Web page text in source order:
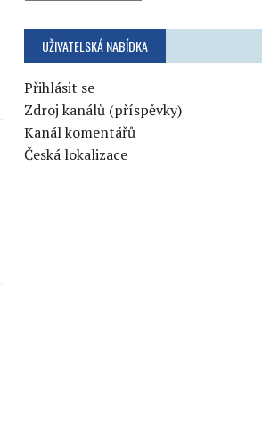
UŽIVATELSKÁ NABÍDKA
Přihlásit se
Zdroj kanálů (příspěvky)
Kanál komentářů
Česká lokalizace